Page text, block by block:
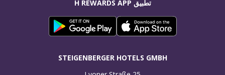
تطبيق H REWARDS APP
STEIGENBERGER HOTELS GMBH